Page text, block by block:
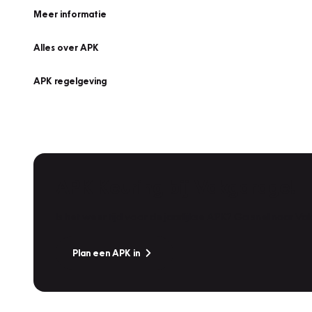
Meer informatie
Alles over APK
APK regelgeving
Plan een APK in